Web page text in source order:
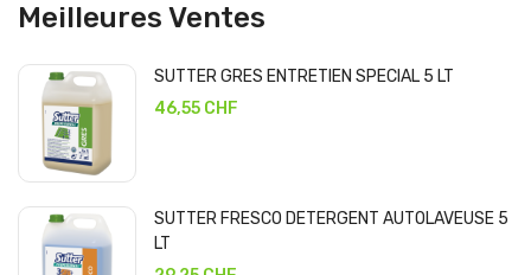
Meilleures Ventes
SUTTER GRES ENTRETIEN SPECIAL 5 LT
46,55 CHF
SUTTER FRESCO DETERGENT AUTOLAVEUSE 5
LT